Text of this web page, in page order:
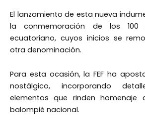
El lanzamiento de esta nueva
la conmemoración de los
ecuatoriano, cuyos inicios se
otra denominación.
Para esta ocasión, la FEF ha
nostálgico, incorporando
elementos que rinden
balompié nacional.